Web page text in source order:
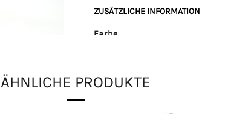
ZUSÄTZLICHE INFORMATION
Farbe
ÄHNLICHE PRODUKTE